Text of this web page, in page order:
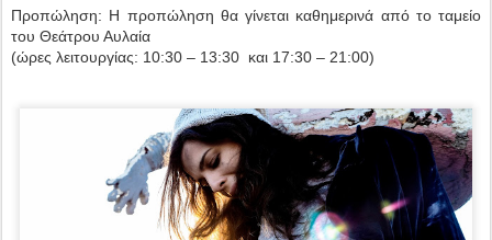
Προπώληση: Η προπώληση θα γίνεται καθημερινά από το ταμείο
του Θεάτρου Αυλαία
(ώρες λειτουργίας: 10:30 – 13:30 και 17:30 – 21:00)